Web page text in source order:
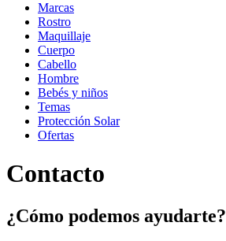
Marcas
Rostro
Maquillaje
Cuerpo
Cabello
Hombre
Bebés y niños
Temas
Protección Solar
Ofertas
Contacto
¿Cómo podemos ayudarte?